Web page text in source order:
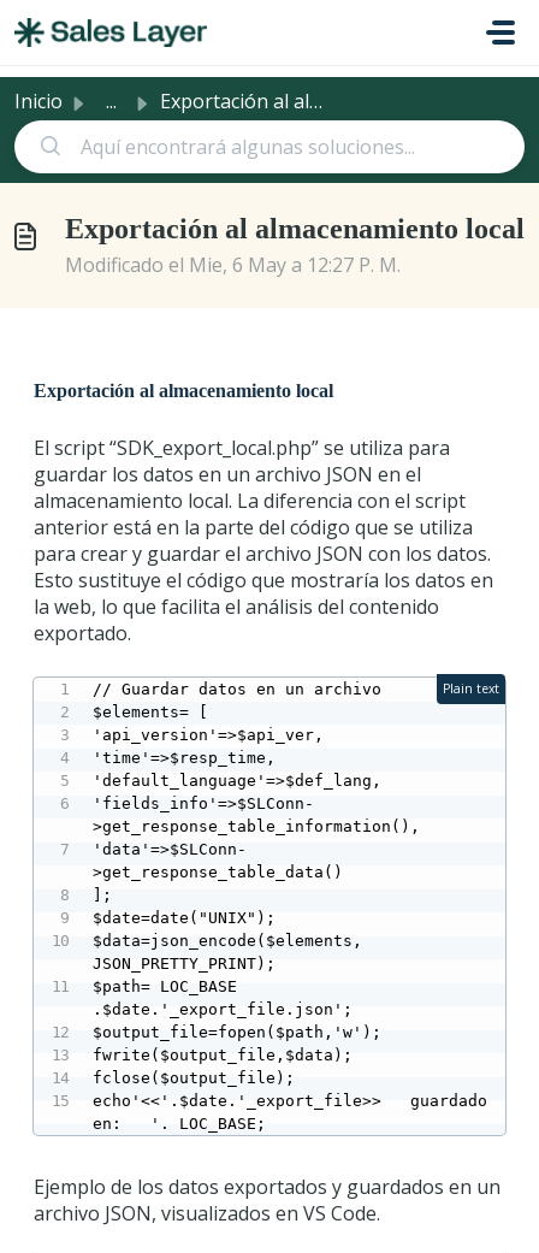
Inicio ... Exportación al almacenamiento local
Exportación al almacenamiento local
Modificado el Mie, 6 May a 12:27 P. M.
Exportación al almacenamiento local
El script “SDK_export_local.php” se utiliza para
guardar los datos en un archivo JSON en el
almacenamiento local. La diferencia con el script
anterior está en la parte del código que se utiliza
para crear y guardar el archivo JSON con los datos.
Esto sustituye el código que mostraría los datos en
la web, lo que facilita el análisis del contenido
exportado.
// Guardar datos en un archivo
$elements= [
'api_version'=>$api_ver,
'time'=>$resp_time,
'default_language'=>$def_lang,
'fields_info'=>$SLConn-
>get_response_table_information(),
'data'=>$SLConn-
>get_response_table_data()
];
$date=date("UNIX");
$data=json_encode($elements,
JSON_PRETTY_PRINT);
$path= LOC_BASE
.$date.'_export_file.json';
$output_file=fopen($path,'w');
fwrite($output_file,$data);
fclose($output_file);
echo'<<'.$date.'_export_file>>   guardado
en:   '. LOC_BASE;
Plain text
Ejemplo de los datos exportados y guardados en un
archivo JSON, visualizados en VS Code.